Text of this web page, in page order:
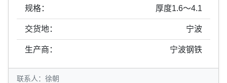
规格： 厚度1.6～4.1
交货地： 宁波
生产商： 宁波钢铁
联系人：徐朝